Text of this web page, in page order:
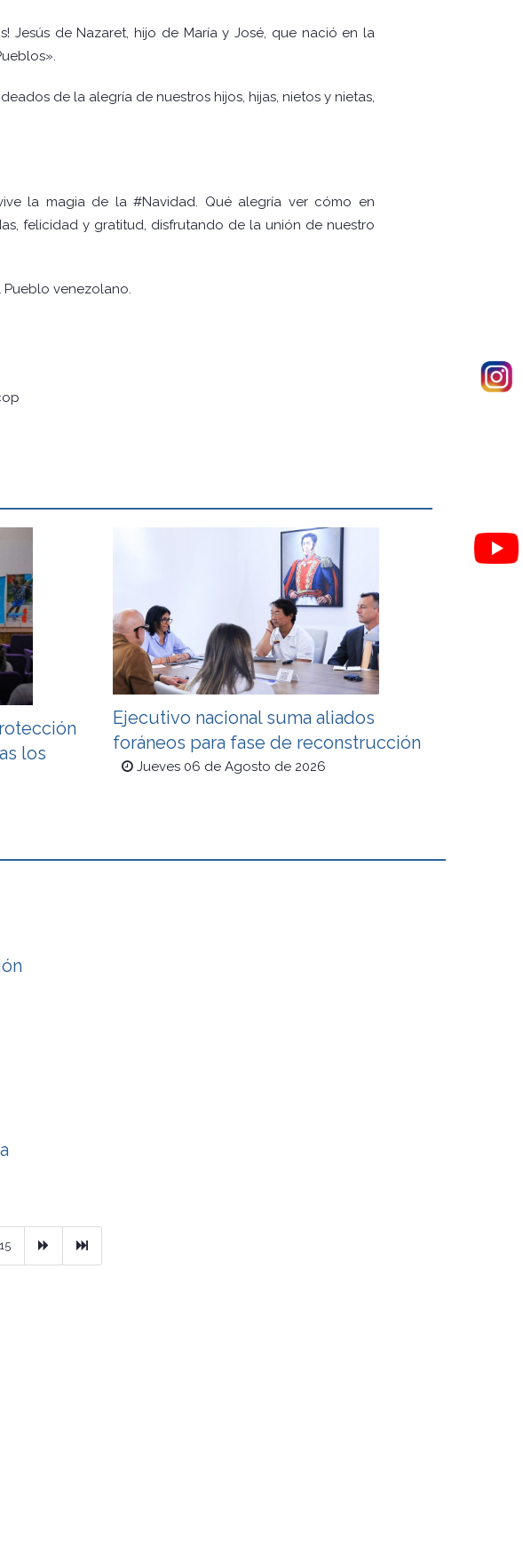
Jesús de Nazaret, hijo de María y José, que nació en la
de la alegría de nuestros hijos, hijas, nietos y nietas,
la magia de la #Navidad. Qué alegría ver cómo en
felicidad y gratitud, disfrutando de la unión de nuestro
Pueblo venezolano.
los
Ejecutivo nacional suma aliados
foráneos para fase de reconstrucción
Jueves 06 de Agosto de 2026
15 Next Ultimo